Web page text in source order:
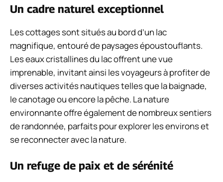
Un cadre naturel exceptionnel
Les cottages sont situés au bord d’un lac
magnifique, entouré de paysages époustouflants.
Les eaux cristallines du lac offrent une vue
imprenable, invitant ainsi les voyageurs à profiter de
diverses activités nautiques telles que la baignade,
le canotage ou encore la pêche. La nature
environnante offre également de nombreux sentiers
de randonnée, parfaits pour explorer les environs et
se reconnecter avec la nature.
Un refuge de paix et de sérénité